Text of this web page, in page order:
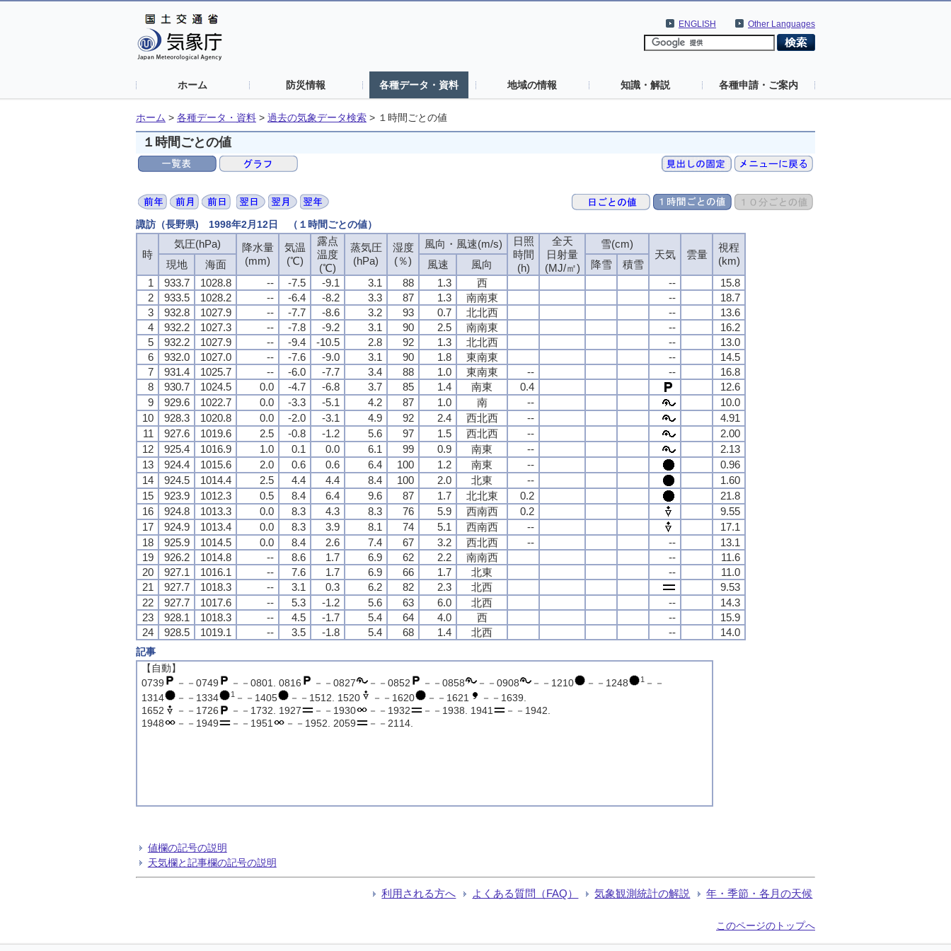
Other Languages
ENGLISH
ホーム 防災情報 各種データ・資料 地域の情報 知識・解説 各種申請・ご案内
ホーム > 各種データ・資料 > 過去の気象データ検索 > １時間ごとの値
１時間ごとの値
諏訪（長野県) 1998年2月12日 （１時間ごとの値）
時
気圧(hPa)
降水量
(mm)
気温
(℃)
露点
温度
(℃)
蒸気圧
(hPa)
湿度
(％)
風向・風速(m/s)
日照
時間
(h)
全天
日射量
(MJ/㎡)
雪(cm)
天気
雲量
視程
(km)
現地 海面 風速 風向 降雪
積雪
1
933.7 1028.8 -- -7.5 -9.1 3.1 88 1.3 西 --
15.8
2
933.5 1028.2 -- -6.4 -8.2 3.3 87 1.3 南南東 --
18.7
3
932.8 1027.9 -- -7.7 -8.6 3.2 93 0.7 北北西 --
13.6
4
932.2 1027.3 -- -7.8 -9.2 3.1 90 2.5 南南東 --
16.2
5
932.2 1027.9 -- -9.4 -10.5 2.8 92 1.3 北北西 --
13.0
6
932.0 1027.0 -- -7.6 -9.0 3.1 90 1.8 東南東 --
14.5
7
931.4 1025.7 -- -6.0 -7.7 3.4 88 1.0 東南東 -- --
16.8
8
930.7 1024.5 0.0 -4.7 -6.8 3.7 85 1.4 南東 0.4
12.6
9
929.6 1022.7 0.0 -3.3 -5.1 4.2 87 1.0 南 --
10.0
10
928.3 1020.8 0.0 -2.0 -3.1 4.9 92 2.4 西北西 --
4.91
11
927.6 1019.6 2.5 -0.8 -1.2 5.6 97 1.5 西北西 --
2.00
12
925.4 1016.9 1.0 0.1 0.0 6.1 99 0.9 南東 --
2.13
13
924.4 1015.6 2.0 0.6 0.6 6.4 100 1.2 南東 --
0.96
14
924.5 1014.4 2.5 4.4 4.4 8.4 100 2.0 北東 --
1.60
15
923.9 1012.3 0.5 8.4 6.4 9.6 87 1.7 北北東 0.2
21.8
16
924.8 1013.3 0.0 8.3 4.3 8.3 76 5.9 西南西 0.2
9.55
17
924.9 1013.4 0.0 8.3 3.9 8.1 74 5.1 西南西 --
17.1
18
925.9 1014.5 0.0 8.4 2.6 7.4 67 3.2 西北西 -- --
13.1
19
926.2 1014.8 -- 8.6 1.7 6.9 62 2.2 南南西 --
11.6
20
927.1 1016.1 -- 7.6 1.7 6.9 66 1.7 北東 --
11.0
21
927.7 1018.3 -- 3.1 0.3 6.2 82 2.3 北西
9.53
22
927.7 1017.6 -- 5.3 -1.2 5.6 63 6.0 北西 --
14.3
23
928.1 1018.3 -- 4.5 -1.7 5.4 64 4.0 西 --
15.9
24
928.5 1019.1 -- 3.5 -1.8 5.4 68 1.4 北西 -- 14.0
記事
【自動】
0739
－－0749 －－0801. 0816 －－0827 －－0852 －－0858 －－0908 －－1210 －－1248 1－－
1314
－－1334 1－－1405 －－1512. 1520 －－1620 －－1621
－－1639.
1652
－－1726 －－1732. 1927 －－1930 －－1932 －－1938. 1941
－－1942.
1948
－－1949 －－1951 －－1952. 2059 －－2114.
値欄の記号の説明
天気欄と記事欄の記号の説明
利用される方へ よくある質問（FAQ） 気象観測統計の解説 年・季節・各月の天候
このページのトップへ